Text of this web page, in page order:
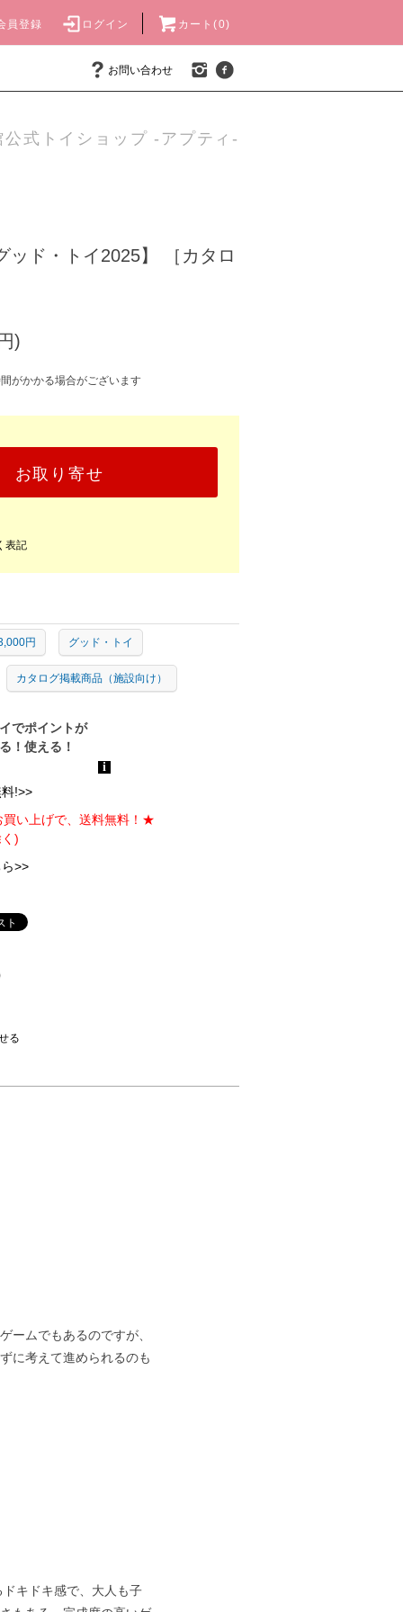
員登録 ログイン カート(0)
お問い合わせ
式トイショップ -アプティ-
ッド・トイ2025】 ［カタロ
)
がかかる場合がございます
お取り寄せ
表記
円 グッド・トイ
カタログ掲載商品（施設向け）
!>>
い上げで、送料無料！★
)
>>
る
ームでもあるのですが、
に考えて進められるのも
キドキ感で、大人も子